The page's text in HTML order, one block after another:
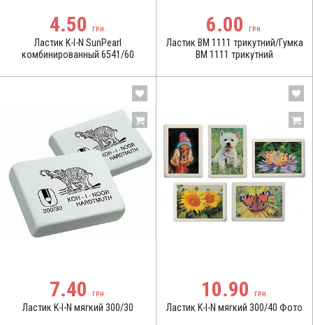
4.50 ГРН.
Ластик K-I-N SunPearl
комбинированный 6541/60
6.00 ГРН.
Ластик BM 1111 трикутний/Гумка
BM 1111 трикутний
7.40 ГРН.
Ластик K-I-N мягкий 300/30
10.90 ГРН.
Ластик K-I-N мягкий 300/40 Фото